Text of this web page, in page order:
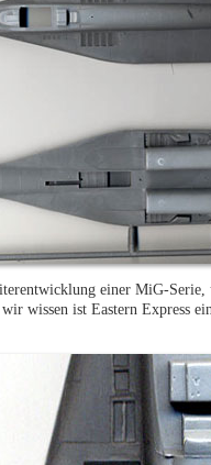
einer MiG-
wissen ist Eastern Express